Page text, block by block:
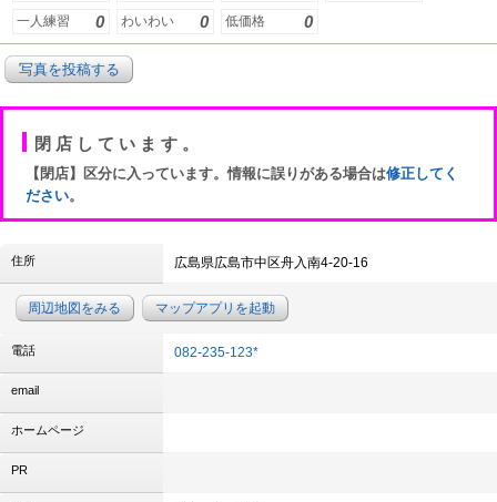
一人練習 0 わいわい 0 低価格 0
写真を投稿する
閉店しています。
【閉店】区分に入っています。情報に誤りがある場合は修正してく
ださい。
住所 広島県広島市中区舟入南4-20-16
周辺地図をみる マップアプリを起動
電話 082-235-123*
email
ホームページ
PR